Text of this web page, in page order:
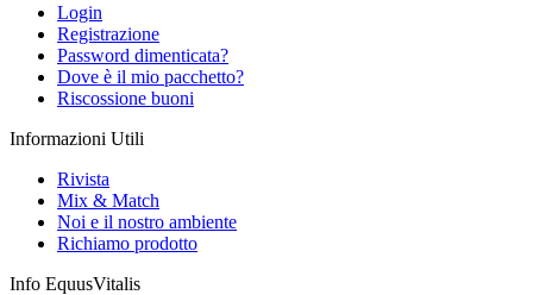
Login
Registrazione
Password dimenticata?
Dove è il mio pacchetto?
Riscossione buoni
Informazioni Utili
Rivista
Mix & Match
Noi e il nostro ambiente
Richiamo prodotto
Info EquusVitalis